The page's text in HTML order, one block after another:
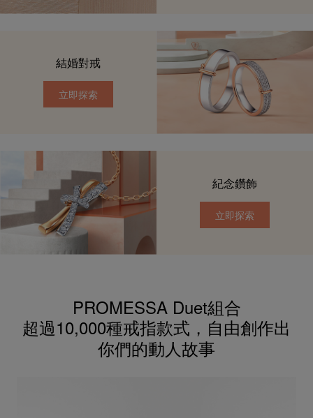
結婚對戒
立即探索
紀念鑽飾​
立即探索
PROMESSA Duet組合
超過10,000種戒指款式， 自由創作出
你們的動人故事